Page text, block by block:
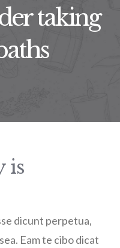
taking
is
dicunt perpetua,
Eam te cibo dicat